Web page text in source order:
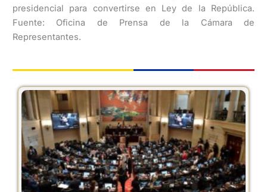
presidencial para convertirse en Ley de la República.
Fuente: Oficina de Prensa de la Cámara de
Representantes.